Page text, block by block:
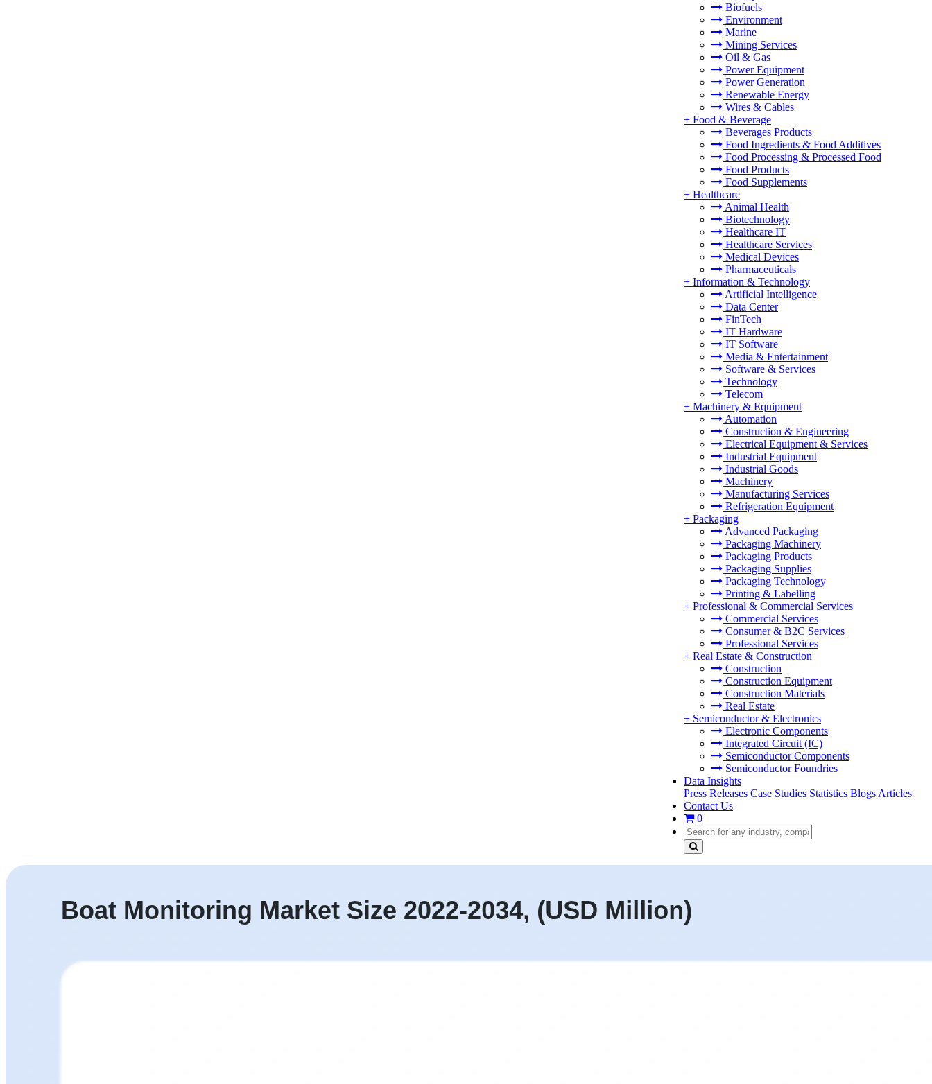
Biofuels
Environment
Marine
Mining Services
Oil & Gas
Power Equipment
Power Generation
Renewable Energy
Wires & Cables
+ Food & Beverage
Beverages Products
Food Ingredients & Food Additives
Food Processing & Processed Food
Food Products
Food Supplements
+ Healthcare
Animal Health
Biotechnology
Healthcare IT
Healthcare Services
Medical Devices
Pharmaceuticals
+ Information & Technology
Artificial Intelligence
Data Center
FinTech
IT Hardware
IT Software
Media & Entertainment
Software & Services
Technology
Telecom
+ Machinery & Equipment
Automation
Construction & Engineering
Electrical Equipment & Services
Industrial Equipment
Industrial Goods
Machinery
Manufacturing Services
Refrigeration Equipment
+ Packaging
Advanced Packaging
Packaging Machinery
Packaging Products
Packaging Supplies
Packaging Technology
Printing & Labelling
+ Professional & Commercial Services
Commercial Services
Consumer & B2C Services
Professional Services
+ Real Estate & Construction
Construction
Construction Equipment
Construction Materials
Real Estate
+ Semiconductor & Electronics
Electronic Components
Integrated Circuit (IC)
Semiconductor Components
Semiconductor Foundries
Data Insights
Press Releases Case Studies Statistics Blogs Articles
Contact Us
0